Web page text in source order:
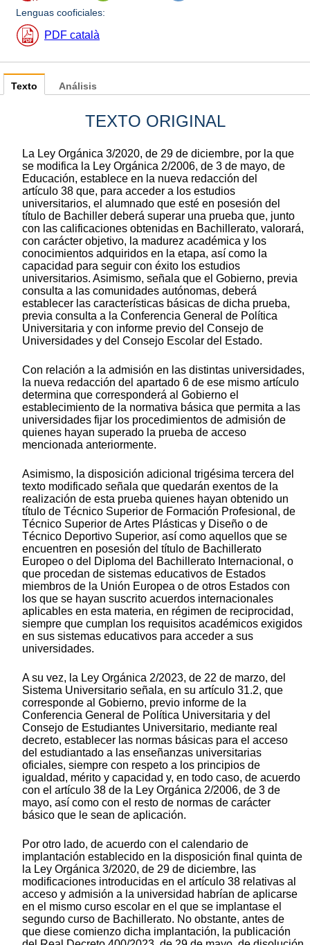
Lenguas cooficiales:
PDF català
Texto
TEXTO ORIGINAL
La Ley Orgánica 3/2020, de 29 de diciembre, por la que
se modifica la Ley Orgánica 2/2006, de 3 de mayo, de
Educación, establece en la nueva redacción del
artículo 38 que, para acceder a los estudios
universitarios, el alumnado que esté en posesión del
título de Bachiller deberá superar una prueba que, junto
con las calificaciones obtenidas en Bachillerato, valorará,
con carácter objetivo, la madurez académica y los
conocimientos adquiridos en la etapa, así como la
capacidad para seguir con éxito los estudios
universitarios. Asimismo, señala que el Gobierno, previa
consulta a las comunidades autónomas, deberá
establecer las características básicas de dicha prueba,
previa consulta a la Conferencia General de Política
Universitaria y con informe previo del Consejo de
Universidades y del Consejo Escolar del Estado.
Con relación a la admisión en las distintas universidades,
la nueva redacción del apartado 6 de ese mismo artículo
determina que corresponderá al Gobierno el
establecimiento de la normativa básica que permita a las
universidades fijar los procedimientos de admisión de
quienes hayan superado la prueba de acceso
mencionada anteriormente.
Asimismo, la disposición adicional trigésima tercera del
texto modificado señala que quedarán exentos de la
realización de esta prueba quienes hayan obtenido un
título de Técnico Superior de Formación Profesional, de
Técnico Superior de Artes Plásticas y Diseño o de
Técnico Deportivo Superior, así como aquellos que se
encuentren en posesión del título de Bachillerato
Europeo o del Diploma del Bachillerato Internacional, o
que procedan de sistemas educativos de Estados
miembros de la Unión Europea o de otros Estados con
los que se hayan suscrito acuerdos internacionales
aplicables en esta materia, en régimen de reciprocidad,
siempre que cumplan los requisitos académicos exigidos
en sus sistemas educativos para acceder a sus
universidades.
A su vez, la Ley Orgánica 2/2023, de 22 de marzo, del
Sistema Universitario señala, en su artículo 31.2, que
corresponde al Gobierno, previo informe de la
Conferencia General de Política Universitaria y del
Consejo de Estudiantes Universitario, mediante real
decreto, establecer las normas básicas para el acceso
del estudiantado a las enseñanzas universitarias
oficiales, siempre con respeto a los principios de
igualdad, mérito y capacidad y, en todo caso, de acuerdo
con el artículo 38 de la Ley Orgánica 2/2006, de 3 de
mayo, así como con el resto de normas de carácter
básico que le sean de aplicación.
Por otro lado, de acuerdo con el calendario de
implantación establecido en la disposición final quinta de
la Ley Orgánica 3/2020, de 29 de diciembre, las
modificaciones introducidas en el artículo 38 relativas al
acceso y admisión a la universidad habrían de aplicarse
en el mismo curso escolar en el que se implantase el
segundo curso de Bachillerato. No obstante, antes de
que diese comienzo dicha implantación, la publicación
Análisis